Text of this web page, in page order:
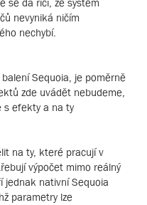
se dá říci, že systém
nevyniká ničím
nechybí.
Sequoia, je poměrně
zde uvádět nebudeme,
s efekty a na ty
na ty, které pracují v
výpočet mimo reálný
jednak nativní Sequoia
parametry lze